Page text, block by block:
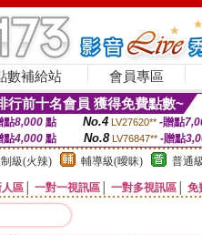
數補給站 會員專區
行前十名會員 獲得免費點數~
點8,000點 No.4 LV27620** -贈點
點4,000 點 No.8 LV76847** -贈點
級(火辣) 輔導級(曖昧) 普通
區 一對一視訊區 一對多視訊區 免